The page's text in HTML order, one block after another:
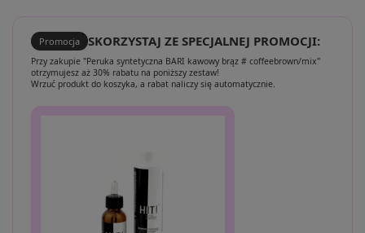
Promocja SKORZYSTAJ ZE SPECJALNEJ PROMOCJI:
Przy zakupie "Peruka syntetyczna BARI kawowy brąz # coffeebrown/mix"
otrzymujesz aż 30% rabatu na poniższy zestaw!
Wrzuć produkt do koszyka, a rabat naliczy się automatycznie.